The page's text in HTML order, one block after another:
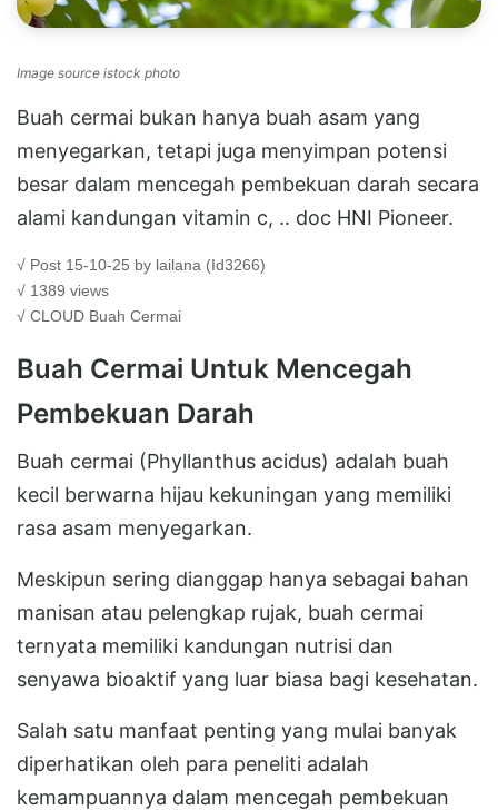
Image source istock photo
Buah cermai bukan hanya buah asam yang
menyegarkan, tetapi juga menyimpan potensi
besar dalam mencegah pembekuan darah secara
alami kandungan vitamin c, .. doc HNI Pioneer.
√ Post 15-10-25 by lailana (Id3266)
√ 1389 views
√ CLOUD Buah Cermai
Buah Cermai Untuk Mencegah
Pembekuan Darah
Buah cermai (Phyllanthus acidus) adalah buah
kecil berwarna hijau kekuningan yang memiliki
rasa asam menyegarkan.
Meskipun sering dianggap hanya sebagai bahan
manisan atau pelengkap rujak, buah cermai
ternyata memiliki kandungan nutrisi dan
senyawa bioaktif yang luar biasa bagi kesehatan.
Salah satu manfaat penting yang mulai banyak
diperhatikan oleh para peneliti adalah
kemampuannya dalam mencegah pembekuan